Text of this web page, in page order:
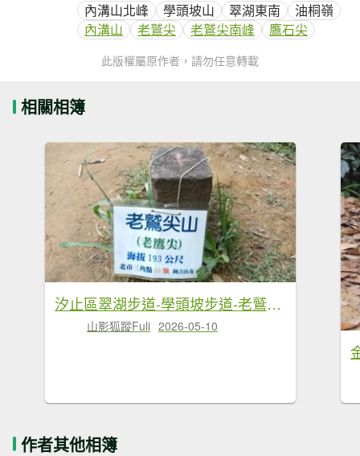
內溝山北峰
學頭坡山 翠湖東南
油桐嶺
內溝山
老鷲尖 老鷲尖南峰 鷹石尖
此版權屬原作者，請勿任意轉載
相關相簿
汐止區翠湖步道-學頭坡步道-老鷲尖-內溝山步道-翠湖P字走
山影狐蹤Fuli 2026-05-10
作者其他相簿